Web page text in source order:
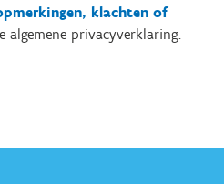
klachten of
algemene privacyverklaring.